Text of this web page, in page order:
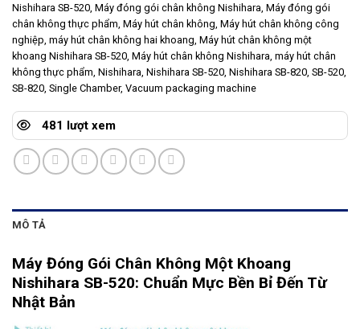
Nishihara SB-520 Máy đóng gói chân không Nishihara Máy đóng gói
chân không thực phẩm Máy hút chân không Máy hút chân không công
nghiệp máy hút chân không hai khoang Máy hút chân không một
khoang Nishihara SB-520 Máy hút chân không Nishihara máy hút chân
không thực phẩm Nishihara Nishihara SB-520 Nishihara SB-820 SB-520
SB-820 Single Chamber, Vacuum packaging machine
481 lượt xem
MÔ TẢ
Máy Đóng Gói Chân Không Một Khoang
Nishihara SB-520: Chuẩn Mực Bền Bỉ Đến Từ
Nhật Bản